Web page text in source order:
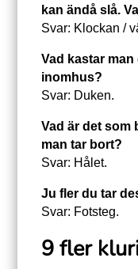
kan ändå slå.
Svar: Klockan /
Vad kastar
inomhus?
Svar: Duken.
Vad är det som
man tar bort?
Svar: Hålet.
Ju fler du tar
Svar: Fotsteg.
9 fler